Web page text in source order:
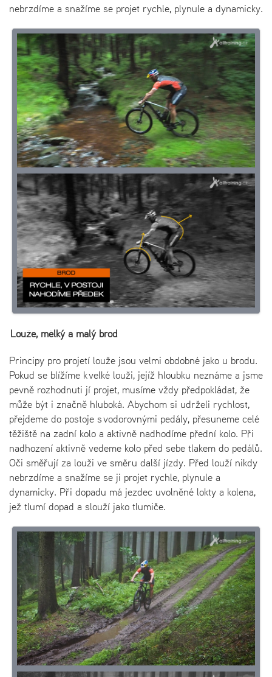
nebrzdíme a snažíme se projet rychle, plynule a dynamicky.
Louže, mělký a malý brod
Principy pro projetí louže jsou velmi obdobné jako u brodu.
Pokud se blížíme k velké louži, jejíž hloubku neznáme a jsme
pevně rozhodnuti jí projet, musíme vždy předpokládat, že
může být i značně hluboká. Abychom si udrželi rychlost,
přejdeme do postoje s vodorovnými pedály, přesuneme celé
těžiště na zadní kolo a aktivně nadhodíme přední kolo. Při
nadhození aktivně vedeme kolo před sebe tlakem do pedálů.
Oči směřují za louži ve směru další jízdy. Před louží nikdy
nebrzdíme a snažíme se ji projet rychle, plynule a
dynamicky. Při dopadu má jezdec uvolněné lokty a kolena,
jež tlumí dopad a slouží jako tlumiče.